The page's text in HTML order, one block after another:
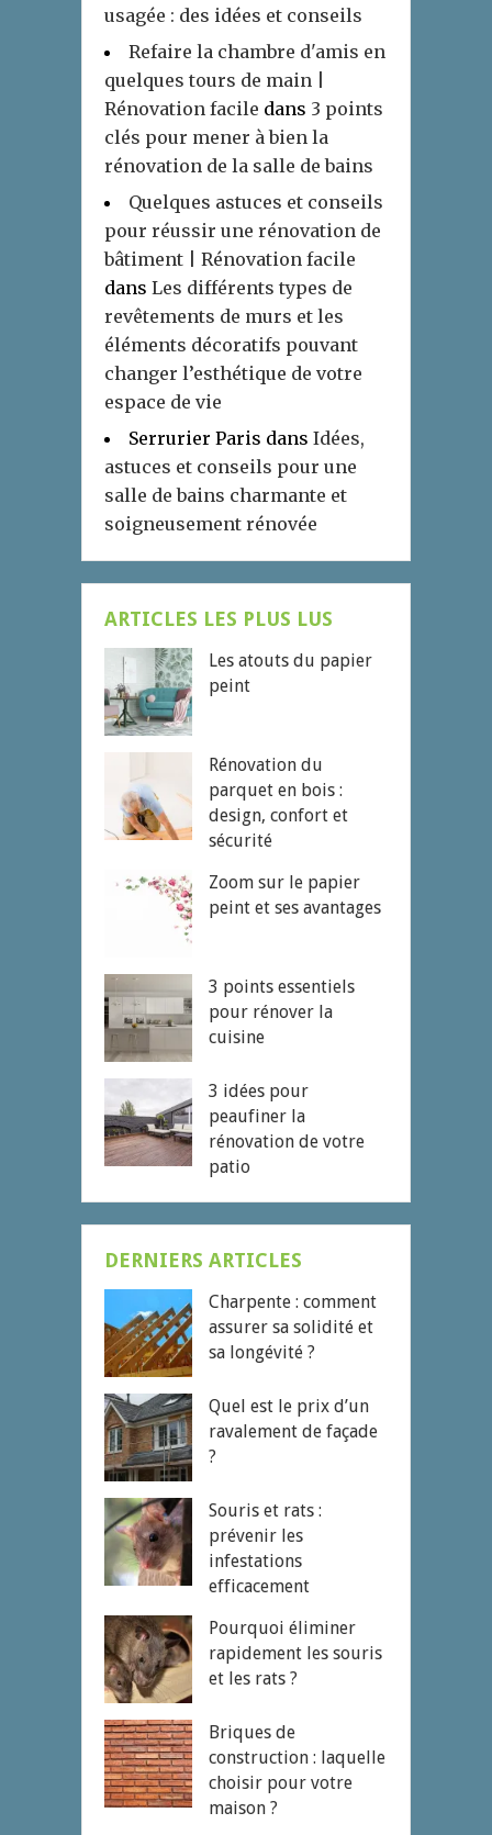
usagée : des idées et conseils
Refaire la chambre d'amis en
quelques tours de main |
Rénovation facile dans 3 points
clés pour mener à bien la
rénovation de la salle de bains
Quelques astuces et conseils
pour réussir une rénovation de
bâtiment | Rénovation facile
dans Les différents types de
revêtements de murs et les
éléments décoratifs pouvant
changer l’esthétique de votre
espace de vie
Serrurier Paris dans Idées,
astuces et conseils pour une
salle de bains charmante et
soigneusement rénovée
ARTICLES LES PLUS LUS
Les atouts du papier
peint
Rénovation du
parquet en bois :
design, confort et
sécurité
Zoom sur le papier
peint et ses avantages
3 points essentiels
pour rénover la
cuisine
3 idées pour
peaufiner la
rénovation de votre
patio
DERNIERS ARTICLES
Charpente : comment
assurer sa solidité et
sa longévité ?
Quel est le prix d’un
ravalement de façade
?
Souris et rats :
prévenir les
infestations
efficacement
Pourquoi éliminer
rapidement les souris
et les rats ?
Briques de
construction : laquelle
choisir pour votre
maison ?